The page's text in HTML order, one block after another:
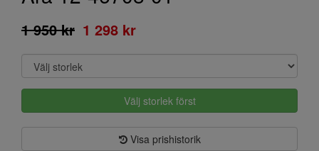
1 950 kr 1 298 kr
Välj storlek först
Visa prishistorik